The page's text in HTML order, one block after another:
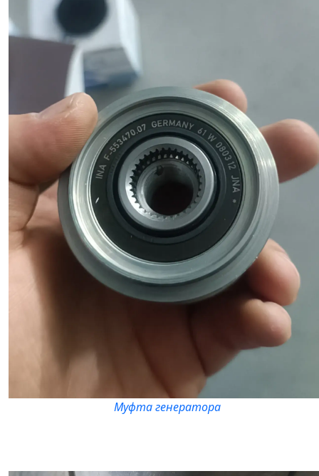
Муфта генератора